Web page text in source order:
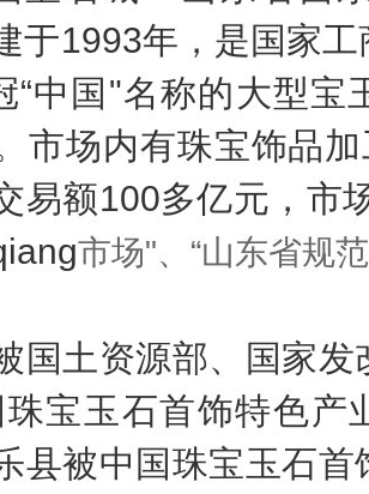
于1993年，是国家
“中国"名称的大型宝
市场内有珠宝饰品
易额100多亿元，市
市场"、“山东省规
国土资源部、国家
珠宝玉石首饰特色产
县被中国珠宝玉石